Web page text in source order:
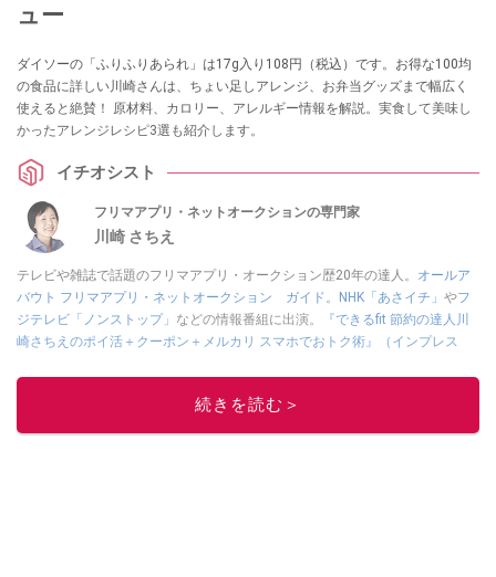
ュー
ダイソーの「ふりふりあられ」は17g入り108円（税込）です。お得な100均
の食品に詳しい川崎さんは、ちょい足しアレンジ、お弁当グッズまで幅広く
使えると絶賛！ 原材料、カロリー、アレルギー情報を解説。実食して美味し
かったアレンジレシピ3選も紹介します。
イチオシスト
フリマアプリ・ネットオークションの専門家
川崎 さちえ
テレビや雑誌で話題のフリマアプリ・オークション歴20年の達人。 オールア
バウト フリマアプリ・ネットオークション ガイド。 NHK「あさイチ」 やフ
ジテレビ「ノンストップ」 などの情報番組に出演。
『できるfit 節約の達人川
崎さちえのポイ活＋クーポン＋メルカリ スマホでおトク術』（インプレス
的に稼ぐ！』（翔泳社刊）
■経歴：2003年、夫が子育てをするために、突然会社を辞める。翌月からの
続きを読む＞